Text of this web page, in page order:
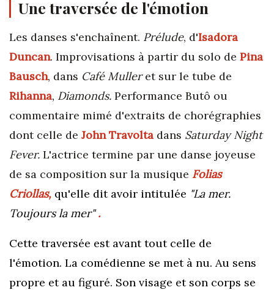
Une traversée de l'émotion
Les danses s'enchaînent. Prélude, d'Isadora
Duncan. Improvisations à partir du solo de Pina
Bausch, dans Café Mulleret sur le tube de
Rihanna, Diamonds. Performance Butô ou
commentaire mimé d'extraits de chorégraphies
dont celle de John Travolta dans Saturday Night
Fever. L'actrice termine par une danse joyeuse
de sa composition sur la musique Folias
Criollas, qu'elle dit avoir intitulée "La mer.
Toujours la mer".
Cette traversée est avant tout celle de
l'émotion. La comédienne se met à nu. Au sens
propre et au figuré. Son visage et son corps se